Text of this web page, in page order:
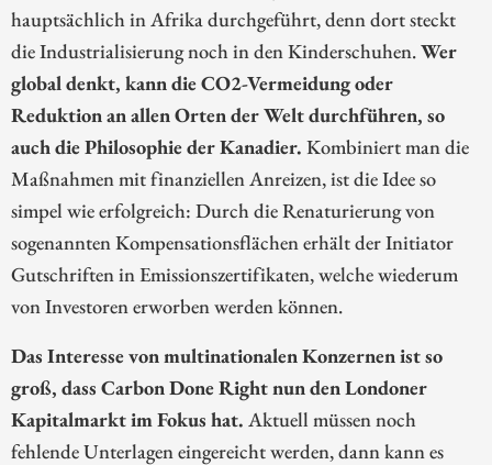
hauptsächlich in Afrika durchgeführt, denn dort steckt
die Industrialisierung noch in den Kinderschuhen.Wer
global denkt, kann die CO2-Vermeidung oder
Reduktion an allen Orten der Welt durchführen, so
auch die Philosophie der Kanadier. Kombiniert man die
Maßnahmen mit finanziellen Anreizen, ist die Idee so
simpel wie erfolgreich: Durch die Renaturierung von
sogenannten Kompensationsflächen erhält der Initiator
Gutschriften in Emissionszertifikaten, welche wiederum
von Investoren erworben werden können.
Das Interesse von multinationalen Konzernen ist so
groß, dass Carbon Done Right nun den Londoner
Kapitalmarkt im Fokus hat. Aktuell müssen noch
fehlende Unterlagen eingereicht werden, dann kann es